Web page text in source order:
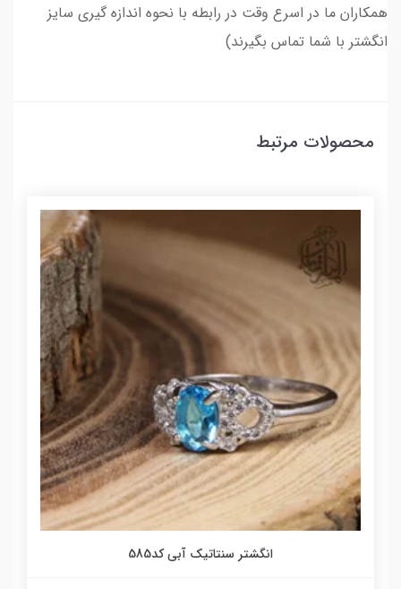
همکاران ما در اسرع وقت در رابطه با نحوه اندازه گیری سایز
انگشتر با شما تماس بگیرند)
محصولات مرتبط
انگشتر سنتاتیک آبی کد585